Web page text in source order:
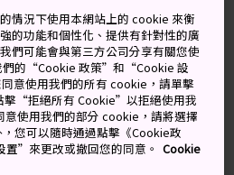
風光的最佳方式
情況下使用本網站上的 cookie 來衡
的功能和個性化、提供有針對性的廣
們可能會與第三方公司分享有關您使
們的“Cookie 政策”和“Cookie 設
意使用我們的所有 cookie，請單擊
擊“拒絕所有 Cookie”以拒絕使用我
使用我們的部分 cookie，請將選擇
您可以隨時通過點擊《Cookie政
”來更改或撤回您的同意。 Cookie